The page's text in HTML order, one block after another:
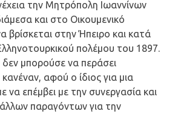
την Μητρόπολη Ιωαννίνων
και στο Οικουμενικό
βρίσκεται στην Ήπειρο και κατά
πολέμου του 1897.
μπορούσε να περάσει
αφού ο ίδιος για μια
να επέμβει με την συνεργασία και
παραγόντων για την